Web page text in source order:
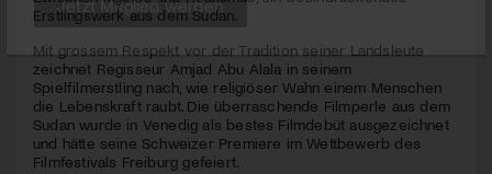
seconds
Erstlingswerk aus dem Sudan.
Mit grossem Respekt vor der Tradition seiner Landsleute
zeichnet Regisseur Amjad Abu Alala in seinem
Spielfilmerstling nach, wie religiöser Wahn einem Menschen
die Lebenskraft raubt. Die überraschende Filmperle aus dem
Sudan wurde in Venedig als bestes Filmdebüt ausgezeichnet
und hätte seine Schweizer Premiere im Wettbewerb des
Filmfestivals Freiburg gefeiert.
Jetzt Mitglied werden